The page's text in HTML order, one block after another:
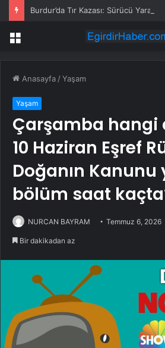
Burdur’da Tır Kazası: Sürücü Yaralandı
Menü
Anasayfa /Yaşam
Yaşam
Çarşamba hangi
10 Haziran Eşref
Doğanın Kanunu
bölüm saat
NURCAN BAYRAM Temmuz 6, 2026
Bir dakikadan az